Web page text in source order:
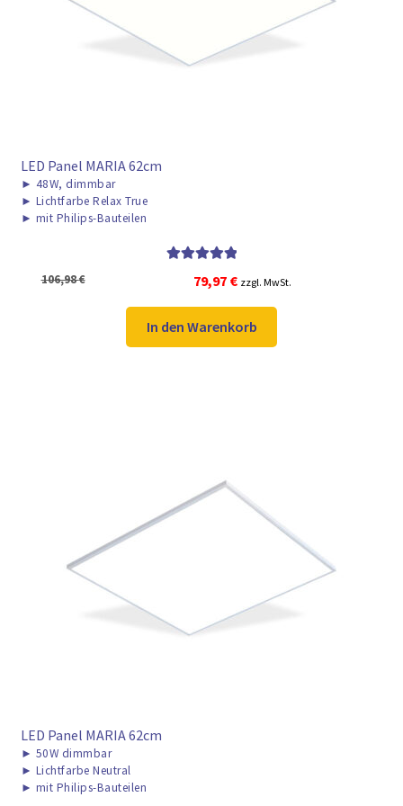
► ZAHLARTEN
► VERSANDARTEN
LED Panel MARIA 62cm
► 48W, dimmbar
► Lichtfarbe Relax True
► mit Philips-Bauteilen
von 5
106,98€
Ursprünglicher
Preis
war:
106,98 €
79,97 €Aktueller
Preis
ist:
79,97 €.
zzgl. MwSt.
In den Warenkorb
LED Panel MARIA 62cm
► 50W dimmbar
► Lichtfarbe Neutral
► mit Philips-Bauteilen